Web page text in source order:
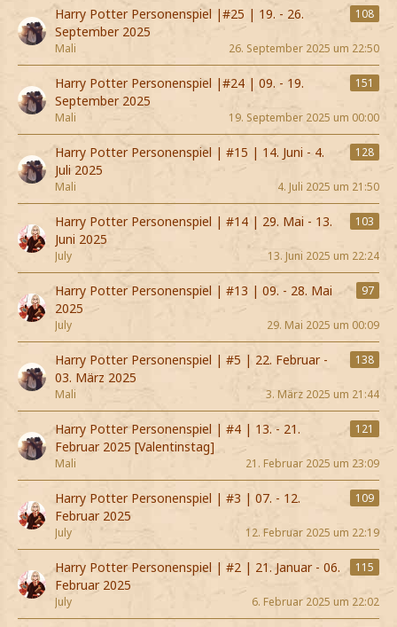
Harry Potter Personenspiel |#25 | 19. - 26.
September 2025
108
Mali 26. September 2025 um 22:50
Harry Potter Personenspiel |#24 | 09. - 19.
September 2025
151
Mali 19. September 2025 um 00:00
Harry Potter Personenspiel | #15 | 14. Juni - 4.
Juli 2025
128
Mali 4. Juli 2025 um 21:50
Harry Potter Personenspiel | #14 | 29. Mai - 13.
Juni 2025
103
July 13. Juni 2025 um 22:24
Harry Potter Personenspiel | #13 | 09. - 28. Mai
2025
97
July 29. Mai 2025 um 00:09
Harry Potter Personenspiel | #5 | 22. Februar -
03. März 2025
138
Mali 3. März 2025 um 21:44
Harry Potter Personenspiel | #4 | 13. - 21.
Februar 2025 [Valentinstag]
121
Mali 21. Februar 2025 um 23:09
Harry Potter Personenspiel | #3 | 07. - 12.
Februar 2025
109
July 12. Februar 2025 um 22:19
Harry Potter Personenspiel | #2 | 21. Januar - 06.
Februar 2025
115
July 6. Februar 2025 um 22:02